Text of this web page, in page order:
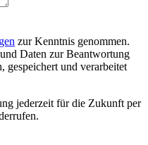
zur Kenntnis genommen.
Daten zur Beantwortung
gespeichert und verarbeitet
jederzeit für die Zukunft per